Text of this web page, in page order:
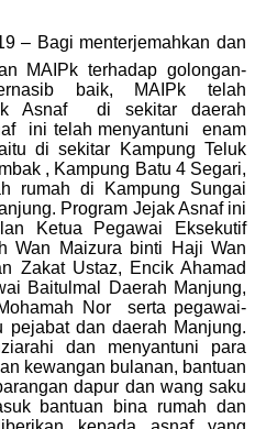
– Bagi menterjemahkan dan
MAIPk terhadap golongan-
baik, MAIPk telah
Asnaf di sekitar daerah
ini telah menyantuni enam
di sekitar Kampung Teluk
, Kampung Batu 4 Segari,
rumah di Kampung Sungai
Program Jejak Asnaf ini
Ketua Pegawai Eksekutif
Wan Maizura binti Haji Wan
Zakat Ustaz, Encik Ahamad
Baitulmal Daerah Manjung,
Nor serta pegawai-
pejabat dan daerah Manjung.
dan menyantuni para
kewangan bulanan, bantuan
dapur dan wang saku
bantuan bina rumah dan